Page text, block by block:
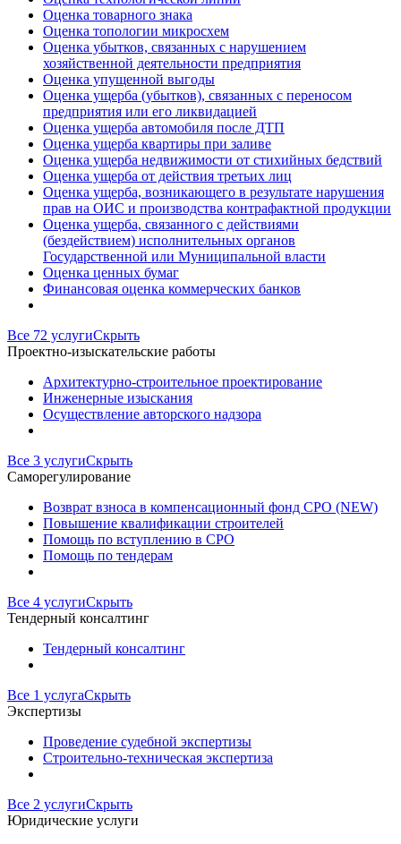
Оценка товарного знака
Оценка топологии микросхем
Оценка убытков, связанных с нарушением
хозяйственной деятельности предприятия
Оценка упущенной выгоды
Оценка ущерба (убытков), связанных с переносом
предприятия или его ликвидацией
Оценка ущерба автомобиля после ДТП
Оценка ущерба квартиры при заливе
Оценка ущерба недвижимости от стихийных бедствий
Оценка ущерба от действия третьих лиц
Оценка ущерба, возникающего в результате нарушения
прав на ОИС и производства контрафактной продукции
Оценка ущерба, связанного с действиями
(бездействием) исполнительных органов
Государственной или Муниципальной власти
Оценка ценных бумаг
Финансовая оценка коммерческих банков
Все 72 услугиСкрыть
Проектно-изыскательские работы
Архитектурно-строительное проектирование
Инженерные изыскания
Осуществление авторского надзора
Все 3 услугиСкрыть
Саморегулирование
Возврат взноса в компенсационный фонд СРО (NEW)
Повышение квалификации строителей
Помощь по вступлению в СРО
Помощь по тендерам
Все 4 услугиСкрыть
Тендерный консалтинг
Тендерный консалтинг
Все 1 услугаСкрыть
Экспертизы
Проведение судебной экспертизы
Строительно-техническая экспертиза
Все 2 услугиСкрыть
Юридические услуги